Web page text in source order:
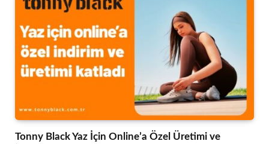
Tonny Black Yaz İçin Online’a Özel Üretimi ve